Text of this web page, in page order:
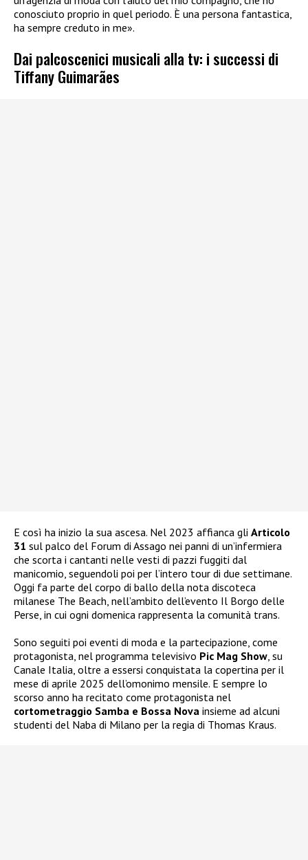
conosciuto proprio in quel periodo. È una persona fantastica,
ha sempre creduto in me».
Dai palcoscenici musicali alla tv: i successi di
Tiffany Guimarães
E così ha inizio la sua ascesa. Nel 2023 affianca gli Articolo
31 sul palco del Forum di Assago nei panni di un’infermiera
che scorta i cantanti nelle vesti di pazzi fuggiti dal
manicomio, seguendoli poi per l’intero tour di due settimane.
Oggi fa parte del corpo di ballo della nota discoteca
milanese The Beach, nell’ambito dell’evento Il Borgo delle
Perse, in cui ogni domenica rappresenta la comunità trans.
Sono seguiti poi eventi di moda e la partecipazione, come
protagonista, nel programma televisivo Pic Mag Show, su
Canale Italia, oltre a essersi conquistata la copertina per il
mese di aprile 2025 dell’omonimo mensile. E sempre lo
scorso anno ha recitato come protagonista nel
cortometraggio Samba e Bossa Nova insieme ad alcuni
studenti del Naba di Milano per la regia di Thomas Kraus.